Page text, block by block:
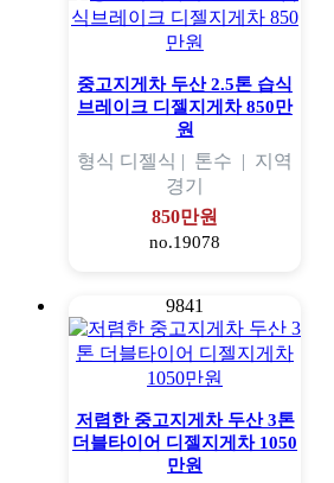
중고지게차 두산 2.5톤 습식
브레이크 디젤지게차 850만
원
형식 디젤식 | 톤수 | 지역
경기
850만원
no.19078
9841
저렴한 중고지게차 두산 3톤
더블타이어 디젤지게차 1050
만원